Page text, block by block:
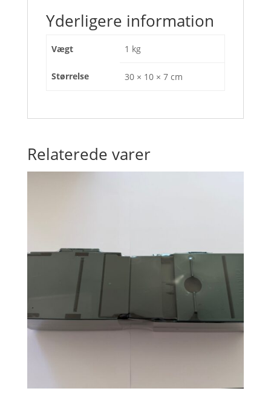
Yderligere information
Vægt 1 kg
Størrelse 30 × 10 × 7 cm
Relaterede varer